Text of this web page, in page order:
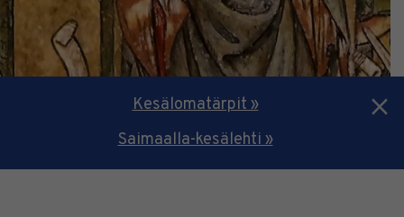
Kesälomatärpit »
Saimaalla-kesälehti »